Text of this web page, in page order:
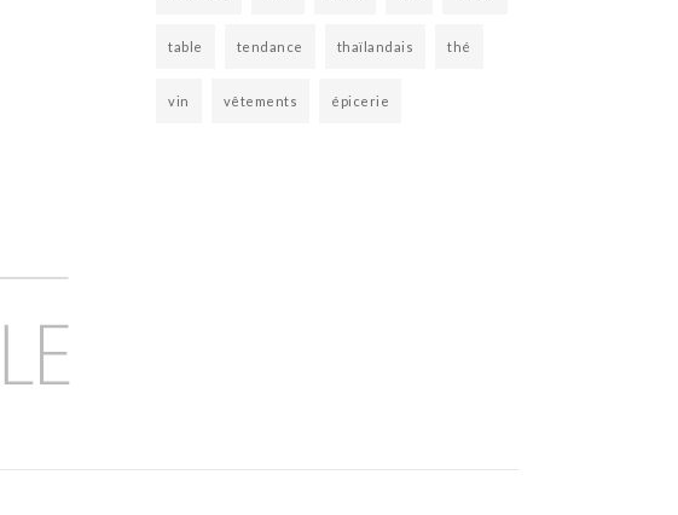
table tendance thaïlandais thé
vin vêtements épicerie